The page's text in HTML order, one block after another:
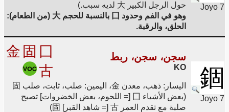
Joyo 7
حول الرجل الكبير 大 لديه سبب.)
وهو في الفم وحدود 囗 بالنسبة للحجم 大 (من الطعام):
الحلق، والرقبة.
錮
Joyo 7
سجن، سجن، ربط
KO
金 固 囗
古
اليسار: ذهب، معدن 金، اليمين: صلب، ثابت، صلب 固
(بعض الأشياء 囗 [= اللحوم، بعض الخضروات] تصبح
صلبة مع تقدم العمر 古 [= شاهد القبر] 固)